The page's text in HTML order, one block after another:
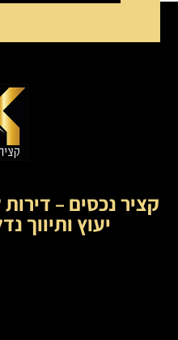
קציר נכסים –
יעוץ ותיווך